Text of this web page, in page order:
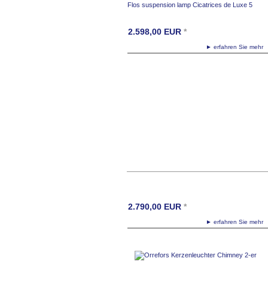
Flos suspension lamp Cicatrices de Luxe 5
► erfahren Sie
2.598,00 EUR *
► erfahren Sie
2.790,00 EUR *